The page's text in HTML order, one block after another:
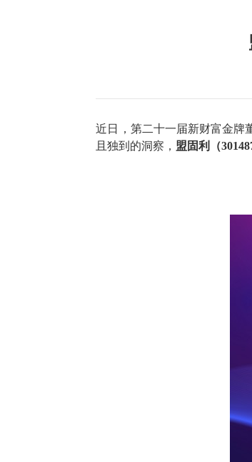
近日 ，第二十一届新财富金牌
且独到的洞察， 盟固利 （